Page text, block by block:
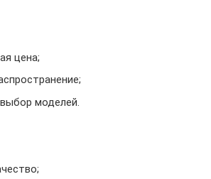
цена;
моделей.